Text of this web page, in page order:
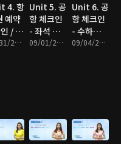
4. 항
예약
/ 변
08/31/2017 • 9분
Unit 5. 공
항 체크인
- 좌석 고
르기
09/01/2017 • 9분
Unit 6. 공
항 체크인
- 수하물
부치기 09/04/2017 • 10분